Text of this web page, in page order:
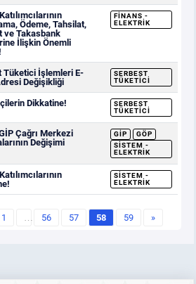
Ödeme, Tahsilat,
ve Takasbank
İlişkin Önemli
FINANS -
ELEKTRIK
Tüketici İşlemleri E-
Değişikliği
SERBEST
TÜKETICI
Dikkatine!
SERBEST
TÜKETICI
Çağrı Merkezi
Değişimi
GİP
GÖP
SISTEM -
ELEKTRIK
SISTEM -
ELEKTRIK
1 … 56 57 58 59 »